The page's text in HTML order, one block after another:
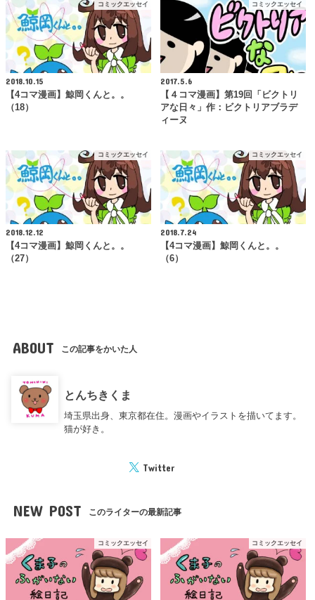
コミックエッセイ
2018.10.15
【4コマ漫画】鯨岡くんと。。
（18）
コミックエッセイ
2017.5.6
【４コマ漫画】第19回「ビクトリ
アな日々」作：ビクトリアブラデ
ィーヌ
コミックエッセイ
2018.12.12
【4コマ漫画】鯨岡くんと。。
（27）
コミックエッセイ
2018.7.24
【4コマ漫画】鯨岡くんと。。
（6）
ABOUT この記事をかいた人
とんちきくま
埼玉県出身、東京都在住。漫画やイラストを描いてます。
猫が好き。
Twitter
NEW POST このライターの最新記事
コミックエッセイ コミックエッセイ